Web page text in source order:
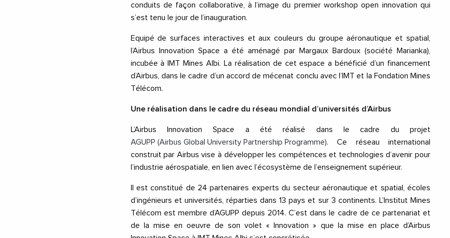
conduits de façon collaborative, à l’image du premier workshop open innovation qui
s’est tenu le jour de l’inauguration.
Equipé de surfaces interactives et aux couleurs du groupe aéronautique et spatial,
l’Airbus Innovation Space a été aménagé par Margaux Bardoux (société Marianka),
incubée à IMT Mines Albi. La réalisation de cet espace a bénéficié d’un financement
d’Airbus, dans le cadre d’un accord de mécenat conclu avec l’IMT et la Fondation Mines
Télécom.
Une réalisation dans le cadre du réseau mondial d’universités d’Airbus
L’Airbus Innovation Space a été réalisé dans le cadre du projet
AGUPP (Airbus Global University Partnership Programme). Ce réseau international
construit par Airbus vise à développer les compétences et technologies d’avenir pour
l’industrie aérospatiale, en lien avec l’écosystème de l’enseignement supérieur.
Il est constitué de 24 partenaires experts du secteur aéronautique et spatial, écoles
d’ingénieurs et universités, réparties dans 13 pays et sur 3 continents. L’Institut Mines
Télécom est membre d’AGUPP depuis 2014. C’est dans le cadre de ce partenariat et
de la mise en oeuvre de son volet « Innovation » que la mise en place d’Airbus